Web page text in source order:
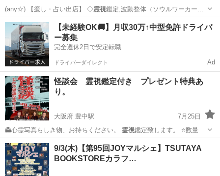
(any☆) 【癒し・占い出店】 ◇霊視鑑定,波動整体（ソウルワーカー榊
原己佳…
愛知 半田市 知多半田駅 ワークショップ 商業施設
【未経験OK🚚】月収30万↑中型免許ドライバ
ー募集
完全週休2日で安定転職
ドライバーダイレクト Ad
怪談会 霊視鑑定付き プレゼント特典あ
り。
大阪府 豊中駅
7月25日
👻心霊写真らしき物、お持ちください。 霊視鑑定致します。 ⭐️数量限
定で開運アイ…
大阪 豊中市 豊中駅 コンサート/ショー
9/3(木)【第95回JOYマルシェ】TSUTAYA
BOOKSTOREカラフ…